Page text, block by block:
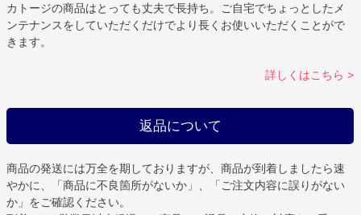
カトージの商品はとっても丈夫で長持ち。ご自宅でちょっとしたメ
ンテナンスをしていただくだけでより長くお使いいただくことがで
きます。
詳しくはこちら >
返品について
商品の発送には万全を期しておりますが、商品が到着しましたら速
やかに、「商品に不良箇所がないか」、「ご注文内容に誤りがない
か」をご確認ください。